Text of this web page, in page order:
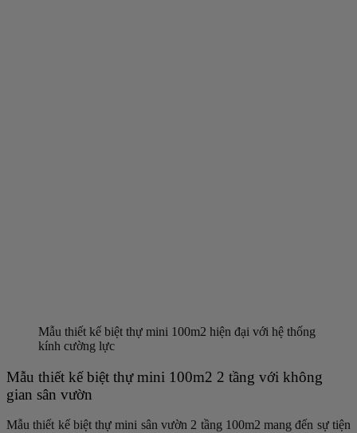
Mẫu thiết kế biệt thự mini 100m2 hiện đại với hệ thống
kính cường lực
Mẫu thiết kế biệt thự mini 100m2 2 tầng với không
gian sân vườn
Mẫu thiết kế biệt thự mini sân vườn 2 tầng 100m2 mang đến sự tiện